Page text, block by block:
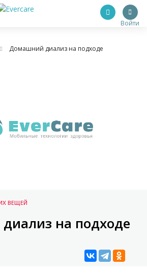
Войти
Домашний диализ на подходе
ВЕЩЕЙ
на подходе